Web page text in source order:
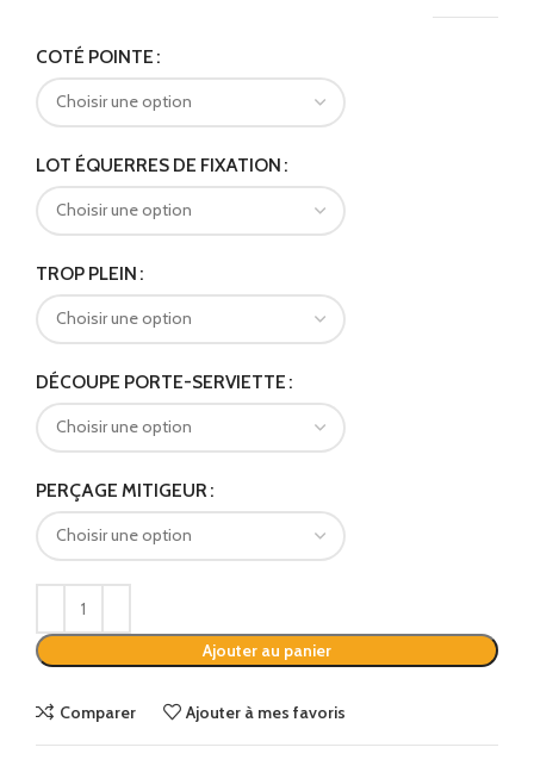
COTÉ POINTE
LOT ÉQUERRES DE FIXATION
TROP PLEIN
DÉCOUPE PORTE-SERVIETTE
PERÇAGE MITIGEUR
Ajouter au panier
Alternative:
Comparer Ajouter à mes favoris